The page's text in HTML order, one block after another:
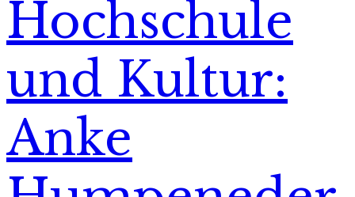
Hochschule
und Kultur:
Anke